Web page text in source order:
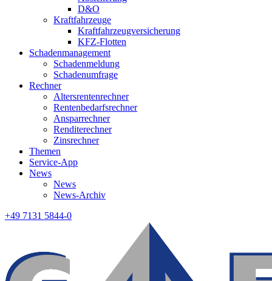
D&O
Kraftfahrzeuge
Kraftfahrzeugversicherung
KFZ-Flotten
Schadenmanagement
Schadenmeldung
Schadenumfrage
Rechner
Altersrentenrechner
Rentenbedarfsrechner
Ansparrechner
Renditerechner
Zinsrechner
Themen
Service-App
News
News
News-Archiv
+49 7131 5844-0